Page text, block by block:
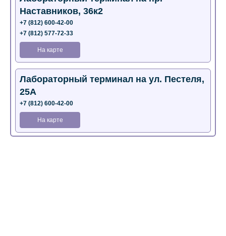
Наставников, 36к2
+7 (812) 600-42-00
+7 (812) 577-72-33
На карте
Лабораторный терминал на ул. Пестеля,
25А
+7 (812) 600-42-00
На карте